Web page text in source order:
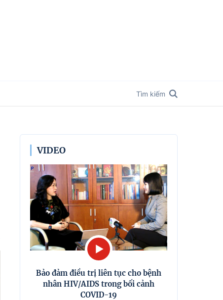
Tìm kiếm
VIDEO
Bảo đảm điều trị liên tục cho bệnh
nhân HIV/AIDS trong bối cảnh
COVID-19